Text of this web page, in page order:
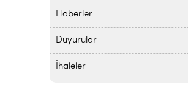
Haberler
Duyurular
İhaleler